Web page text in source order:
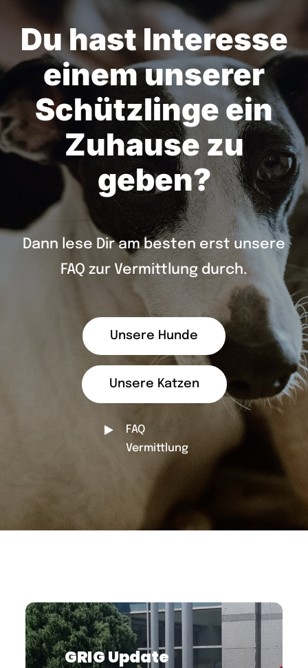
Du hast Interesse
einem unserer
Schützlinge ein
Zuhause zu
geben?
Dann lese Dir am besten erst unsere
FAQ zur Vermittlung durch.
Unsere Hunde
Unsere Katzen
FAQ
Vermittlung
GRIG Update